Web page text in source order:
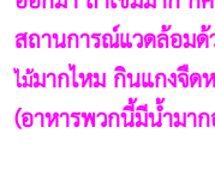
สถานการณ์แวดล้อมด้
ไม้มากไหม กินแกงจืด
(อาหารพวกนี้มีน้ำมา